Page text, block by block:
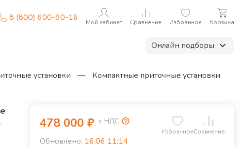
8 (800) 600-90-16 Мой кабинет Сравнение Избранное Корзина
Онлайн подборы
установки —
Компактные приточные установки
478 000 ₽ с НДС
ИзбранноеСравнение
Обновлено: 16.06 11:14